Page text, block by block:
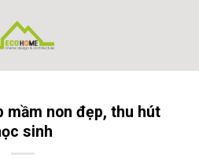
non đẹp, thu hút
sinh